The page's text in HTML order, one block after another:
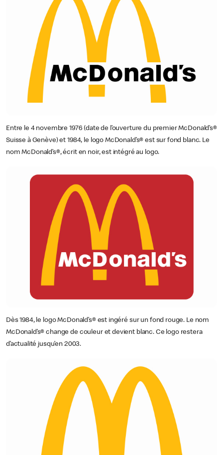
Entre le 4 novembre 1976 (date de l’ouverture du premier McDonald’s®
Suisse à Genève) et 1984, le logo McDonald’s® est sur fond blanc. Le
nom McDonald’s®, écrit en noir, est intégré au logo.
Dès 1984, le logo McDonald’s® est ingéré sur un fond rouge. Le nom
McDonald’s® change de couleur et devient blanc. Ce logo restera
d’actualité jusqu’en 2003.